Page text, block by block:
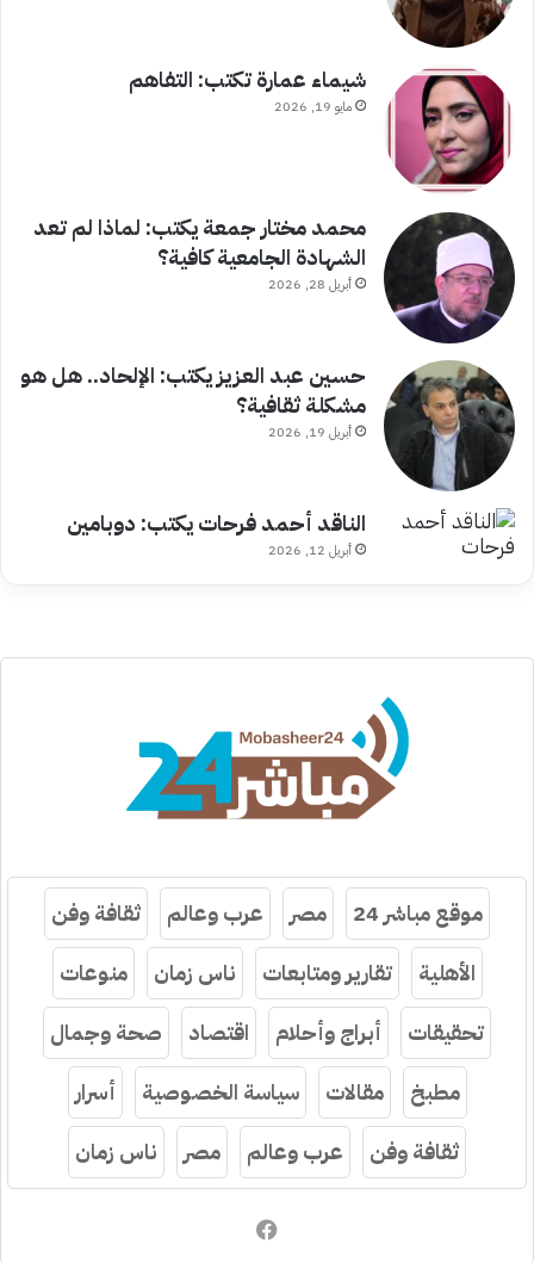
شيماء عمارة تكتب: التفاهم
مايو 19, 2026
محمد مختار جمعة يكتب: لماذا لم تعد
الشهادة الجامعية كافية؟
أبريل 28, 2026
حسين عبد العزيز يكتب: الإلحاد.. هل هو
مشكلة ثقافية؟
أبريل 19, 2026
الناقد أحمد فرحات يكتب: دوبامين
أبريل 12, 2026
موقع مباشر 24 مصر عرب وعالم
ثقافة وفن
الأهلية
تقارير ومتابعات ناس زمان
منوعات
تحقيقات
أبراج وأحلام اقتصاد
صحة وجمال
مطبخ
مقالات سياسة الخصوصية
أسرار
ثقافة وفن
عرب وعالم مصر ناس زمان
فيسبوك